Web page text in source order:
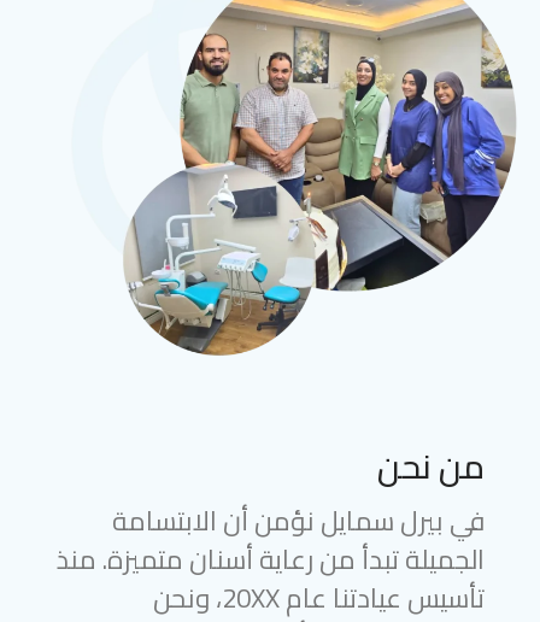
من نحن
في بيرل سمايل نؤمن أن الابتسامة
الجميلة تبدأ من رعاية أسنان متميزة. منذ
تأسيس عيادتنا عام 20XX، ونحن